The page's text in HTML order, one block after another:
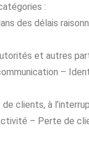
:
des délais
et autres
–
clients, à
– Perte de